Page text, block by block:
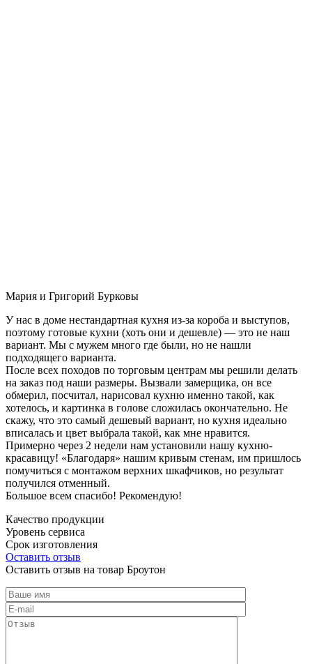
Мария и Григорий Бурковы
У нас в доме нестандартная кухня из-за короба и выступов,
поэтому готовые кухни (хоть они и дешевле) — это не наш
вариант. Мы с мужем много где были, но не нашли
подходящего варианта.
После всех походов по торговым центрам мы решили делать
на заказ под наши размеры. Вызвали замерщика, он все
обмерил, посчитал, нарисовал кухню именно такой, как
хотелось, и картинка в голове сложилась окончательно. Не
скажу, что это самый дешевый вариант, но кухня идеально
вписалась и цвет выбрала такой, как мне нравится.
Примерно через 2 недели нам установили нашу кухню-
красавицу! «Благодаря» нашим кривым стенам, им пришлось
помучиться с монтажом верхних шкафчиков, но результат
получился отменный.
Большое всем спасибо! Рекомендую!
Качество продукции
Уровень сервиса
Срок изготовления
Оставить отзыв
Оставить отзыв на товар Броутон